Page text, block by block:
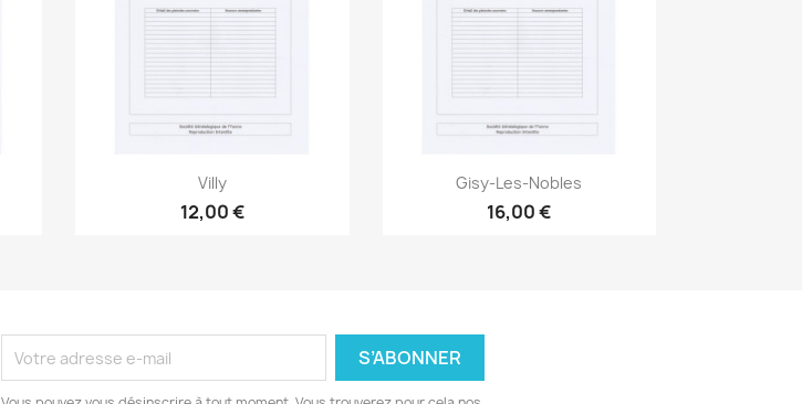
Aperçu rapide
Villy
12,00 €
Aperçu rapide
Gisy-Les-Nobles
16,00 €